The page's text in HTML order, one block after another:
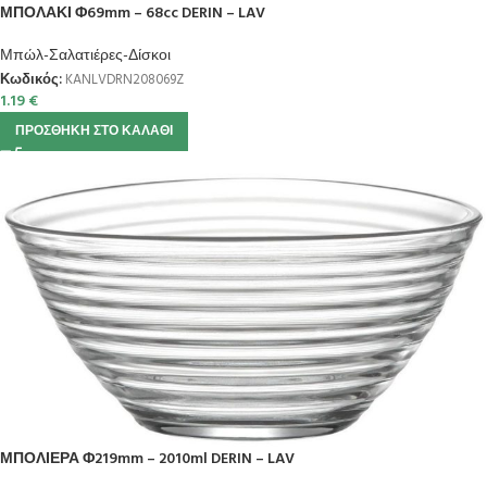
ΜΠΟΛΑΚΙ Φ69mm – 68cc DERIN – LAV
Μπώλ-Σαλατιέρες-Δίσκοι
Κωδικός: KANLVDRN208069Z
1.19€
ΠΡΟΣΘΉΚΗ ΣΤΟ ΚΑΛΆΘΙ
ΜΠΟΛΙΕΡΑ Φ219mm – 2010ml DERIN – LAV